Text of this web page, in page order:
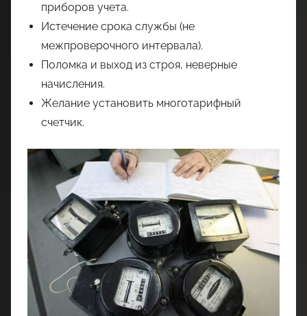
приборов учета.
Истечение срока службы (не
межпроверочного интервала).
Поломка и выход из строя, неверные
начисления.
Желание установить многотарифный
счетчик.